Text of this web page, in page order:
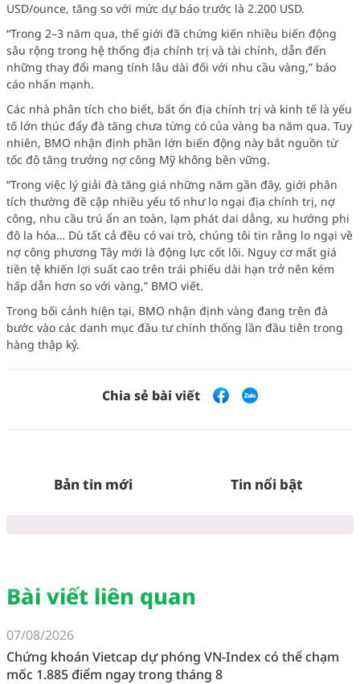
USD/ounce, tăng so với mức dự báo trước là 2.200 USD.
“Trong 2–3 năm qua, thế giới đã chứng kiến nhiều biến động
sâu rộng trong hệ thống địa chính trị và tài chính, dẫn đến
những thay đổi mang tính lâu dài đối với nhu cầu vàng,” báo
cáo nhấn mạnh.
Các nhà phân tích cho biết, bất ổn địa chính trị và kinh tế là yếu
tố lớn thúc đẩy đà tăng chưa từng có của vàng ba năm qua. Tuy
nhiên, BMO nhận định phần lớn biến động này bắt nguồn từ
tốc độ tăng trưởng nợ công Mỹ không bền vững.
“Trong việc lý giải đà tăng giá những năm gần đây, giới phân
tích thường đề cập nhiều yếu tố như lo ngại địa chính trị, nợ
công, nhu cầu trú ẩn an toàn, lạm phát dai dẳng, xu hướng phi
đô la hóa… Dù tất cả đều có vai trò, chúng tôi tin rằng lo ngại về
nợ công phương Tây mới là động lực cốt lõi. Nguy cơ mất giá
tiền tệ khiến lợi suất cao trên trái phiếu dài hạn trở nên kém
hấp dẫn hơn so với vàng,” BMO viết.
Trong bối cảnh hiện tại, BMO nhận định vàng đang trên đà
bước vào các danh mục đầu tư chính thống lần đầu tiên trong
hàng thập kỷ.
Chia sẻ bài viết
Bản tin mới Tin nổi bật
Bài viết liên quan
07/08/2026
Chứng khoán Vietcap dự phóng VN-Index có thể chạm
mốc 1.885 điểm ngay trong tháng 8